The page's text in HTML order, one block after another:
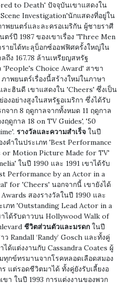
to Death' ปัจจุบันเขาแสดงใน
Investigation'นักแสดงที่อยู่ใน
พยนตร์และละครอเมริกัน ผู้ชายราศี
ร์ปี 1987 ของเขาเรื่อง 'Three Men
รายได้ทะลุบ็อกซ์ออฟฟิศครั้งใหญ่ใน
ถึง 167.78 ล้านเหรียญสหรัฐ
'People's Choice Award' สาขา
าพยนตร์เรื่องนี้สร้างใหม่ในภาษา
ะฮินดี เขาแสดงใน 'Cheers' ซึ่งเป็น
งอย่างสูงในสหรัฐอเมริกา ซึ่งได้รับ
าก 8 ฤดูกาลจากทั้งหมด 11 ฤดูกาล
ดูกาล 18 on TV Guides', '50
รางวัลและความสำเร็จ ในปี
งคำในประเภท 'Best Performance
or Motion Picture Made for TV'
ในปี 1990 และ 1991 เขาได้รับ
Performance by an Actor in a
for 'Cheers' นอกจากนี้ เขายังได้
สองรางวัลในปี 1990 และ
เภท 'Outstanding Lead Actor in a
าได้รับดาวบน Hollywood Walk of
ชีวิตส่วนตัวและมรดก ในปี
Randall ‘Randy’ Gosch และทั้งคู่
ได้แต่งงานกับ Cassandra Coates ผู้
ทุกข์ทรมานจากโรคหลอดเลือดสมอง
แต่รอดชีวิตมาได้ ทั้งคู่ยังรับเลี้ยงอ
า ในปี 1993 การแต่งงานของพวก